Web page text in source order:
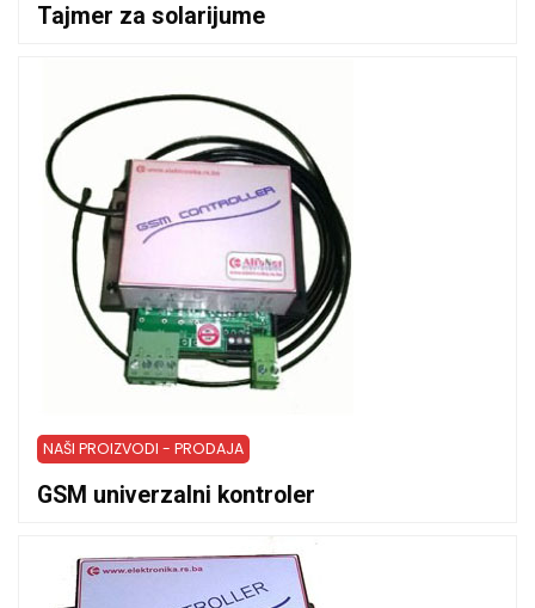
Tajmer za solarijume
NAŠI PROIZVODI - PRODAJA
GSM univerzalni kontroler